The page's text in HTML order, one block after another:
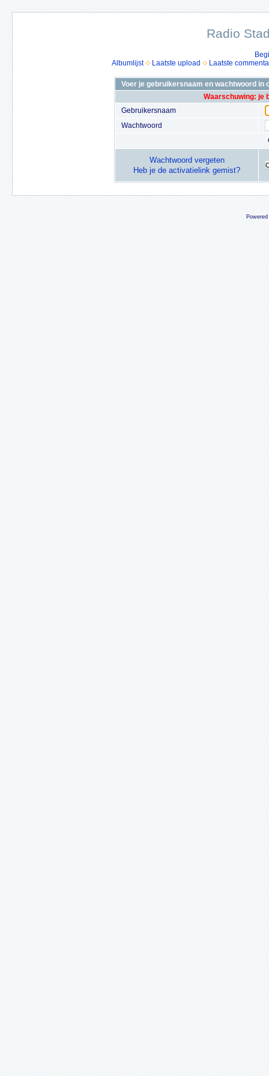
Radio
Albumlijst
Laatste upload Laatste
Voer je gebruikersnaam en wachtwoord in
Waarschuwing: je
Gebruikersnaam
Wachtwoord
Wachtwoord vergeten
Heb je de activatielink gemist?